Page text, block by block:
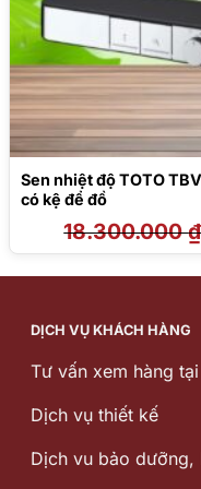
₫.
Sen nhiệt độ TOTO
có kệ để đồ
18.300.000₫
DỊCH VỤ KHÁCH HÀNG
Tư vấn xem hàng
Dịch vụ thiết kế
Dịch vu bảo dưỡng,